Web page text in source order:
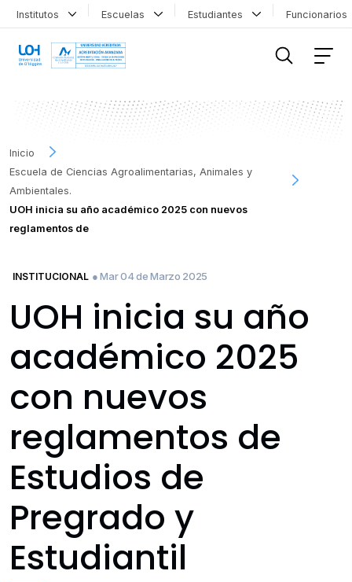
Institutos Escuelas Estudiantes
Inicio
Escuela de Ciencias Agroalimentarias, Animales y
Ambientales.
UOH inicia su año académico 2025 con nuevos
reglamentos de
INSTITUCIONAL ● Mar 04 de Marzo 2025
UOH inicia su año
académico 2025
con nuevos
reglamentos de
Estudios de
Pregrado y
Estudiantil